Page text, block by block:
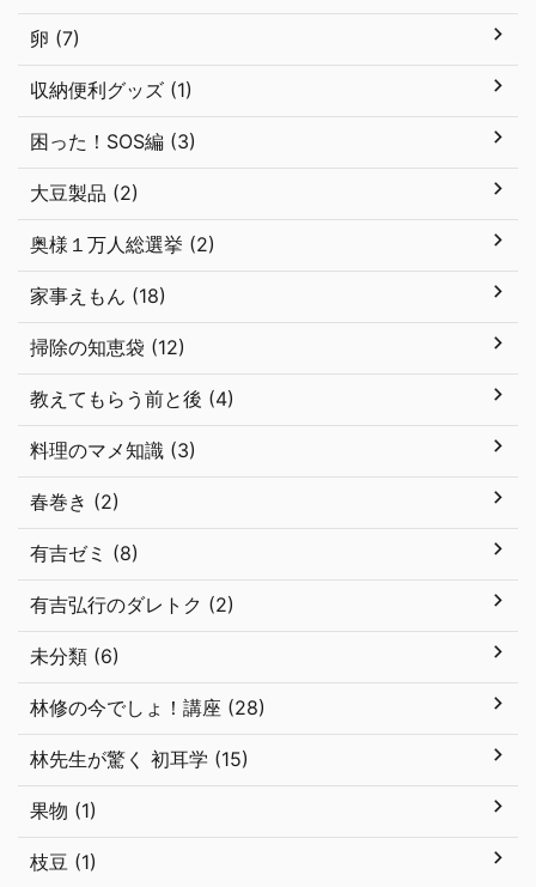
卵 (7)
収納便利グッズ (1)
困った！SOS編 (3)
大豆製品 (2)
奥様１万人総選挙 (2)
家事えもん (18)
掃除の知恵袋 (12)
教えてもらう前と後 (4)
料理のマメ知識 (3)
春巻き (2)
有吉ゼミ (8)
有吉弘行のダレトク (2)
未分類 (6)
林修の今でしょ！講座 (28)
林先生が驚く 初耳学 (15)
果物 (1)
枝豆 (1)